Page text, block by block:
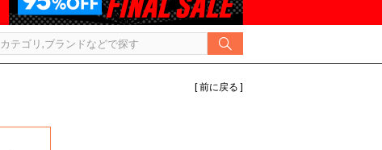
[ 前に戻る ]